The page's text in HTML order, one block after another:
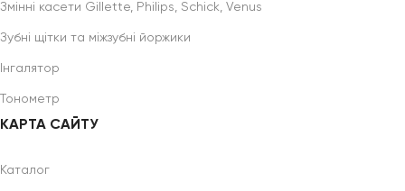
Змінні касети Gillette, Philips, Schick, Venus
Зубні щітки та міжзубні йоржики
Інгалятор
Тонометр
КАРТА САЙТУ
Каталог